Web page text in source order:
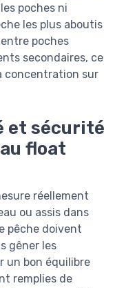
poches ni
les plus aboutis
poches
secondaires, ce
concentration sur
et sécurité
float
réellement
ou assis dans
pêche doivent
gêner les
un bon équilibre
remplies de